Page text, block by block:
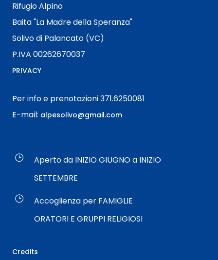
Rifugio Alpino
Baita "La Madre della Speranza"
Solivo di Palancato (VC)
P.IVA 00262670037
PRIVACY
Per info e prenotazioni 371.6250081
E-mail: alpesolivo@gmail.com
Aperto da INIZIO GIUGNO a INIZIO
SETTEMBRE
Accoglienza per FAMIGLIE
ORATORI E GRUPPI RELIGIOSI
Credits